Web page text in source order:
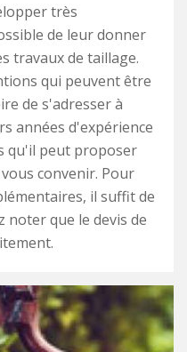
très
de leur donner
travaux de taillage.
qui peuvent être
de s'adresser à
années d'expérience
qu'il peut proposer
convenir. Pour
il suffit de
noter que le devis de